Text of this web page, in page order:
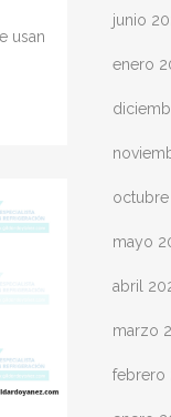
usan
junio
enero
mayo
abril
marzo
febrero